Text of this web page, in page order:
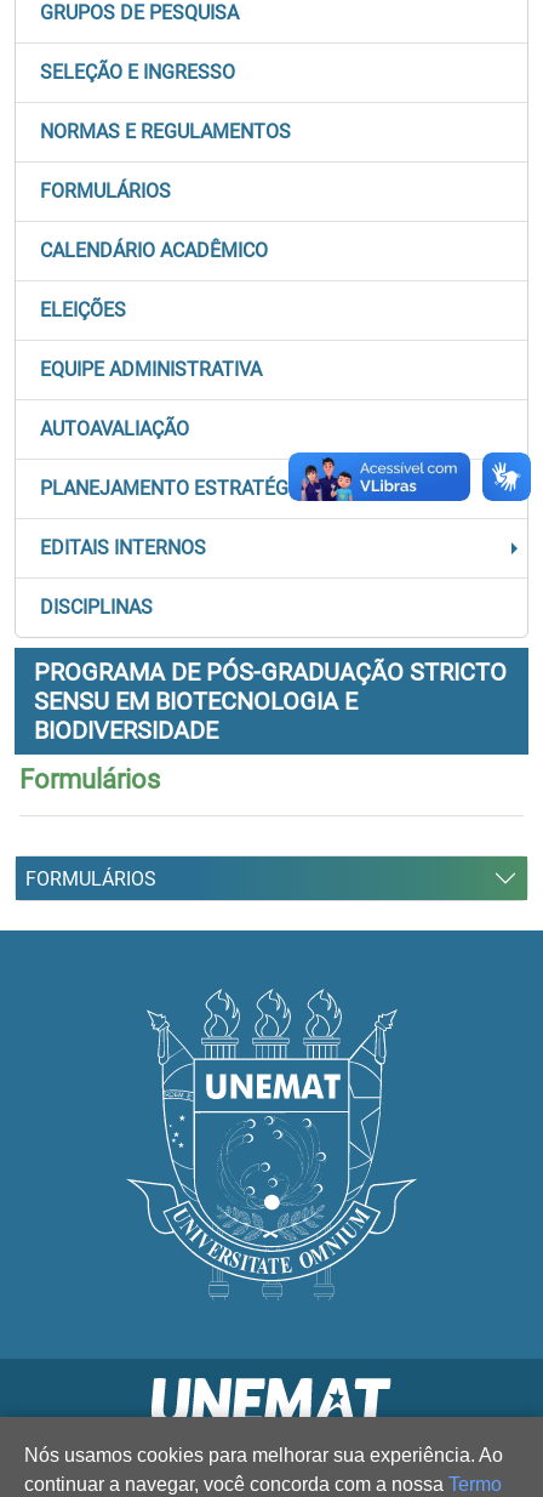
GRUPOS DE PESQUISA
SELEÇÃO E INGRESSO
NORMAS E REGULAMENTOS
FORMULÁRIOS
CALENDÁRIO ACADÊMICO
ELEIÇÕES
EQUIPE ADMINISTRATIVA
AUTOAVALIAÇÃO
PLANEJAMENTO ESTRATÉGICO
EDITAIS INTERNOS
DISCIPLINAS
PROGRAMA DE PÓS-GRADUAÇÃO STRICTO
SENSU EM BIOTECNOLOGIA E
BIODIVERSIDADE
Formulários
FORMULÁRIOS
Nós usamos cookies para melhorar sua experiência. Ao
continuar a navegar, você concorda com a nossa Termo